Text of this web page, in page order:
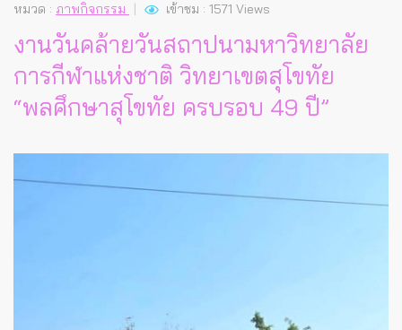
หมวด : ภาพกิจกรรม เข้าชม : 1571 Views
งานวันคล้ายวันสถาปนามหาวิทยาลัย
การกีฬาแห่งชาติ วิทยาเขตสุโขทัย
“พลศึกษาสุโขทัย ครบรอบ 49 ปี”